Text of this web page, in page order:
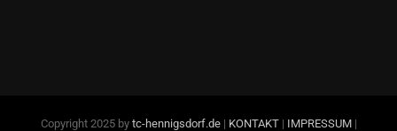
Copyright 2025 by tc-hennigsdorf.de| KONTAKT| IMPRESSUM|